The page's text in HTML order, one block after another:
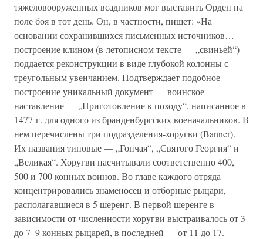
тяжеловооруженных всадников мог выставить Орден на
поле боя в тот день. Он, в частности, пишет: «На
основании сохранившихся письменных источников…
построение клином (в летописном тексте — „свиньей“)
поддается реконструкции в виде глубокой колонны с
треугольным увенчанием. Подтверждает подобное
построение уникальный документ — воинское
наставление — „Приготовление к походу“, написанное в
1477 г. для одного из бранденбургских военачальников. В
нем перечислены три подразделения-хоругви (Banner).
Их названия типовые — „Гончая“, „Святого Георгия“ и
„Великая“. Хоругви насчитывали соответственно 400,
500 и 700 конных воинов. Во главе каждого отряда
концентрировались знаменосец и отборные рыцари,
располагавшиеся в 5 шеренг. В первой шеренге в
зависимости от численности хоругви выстраивалось от 3
до 7–9 конных рыцарей, в последней — от 11 до 17.